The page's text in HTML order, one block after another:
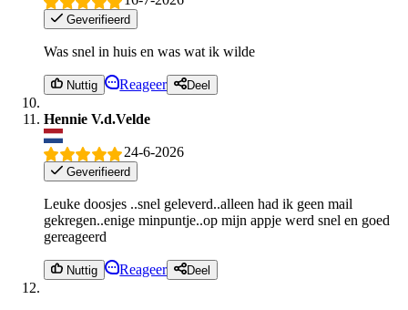
Geverifieerd
Was snel in huis en was wat ik wilde
Nuttig Reageer Deel
Hennie V.d.Velde
24-6-2026
Geverifieerd
Leuke doosjes ..snel geleverd..alleen had ik geen mail
gekregen..enige minpuntje..op mijn appje werd snel en goed
gereageerd
Nuttig Reageer Deel